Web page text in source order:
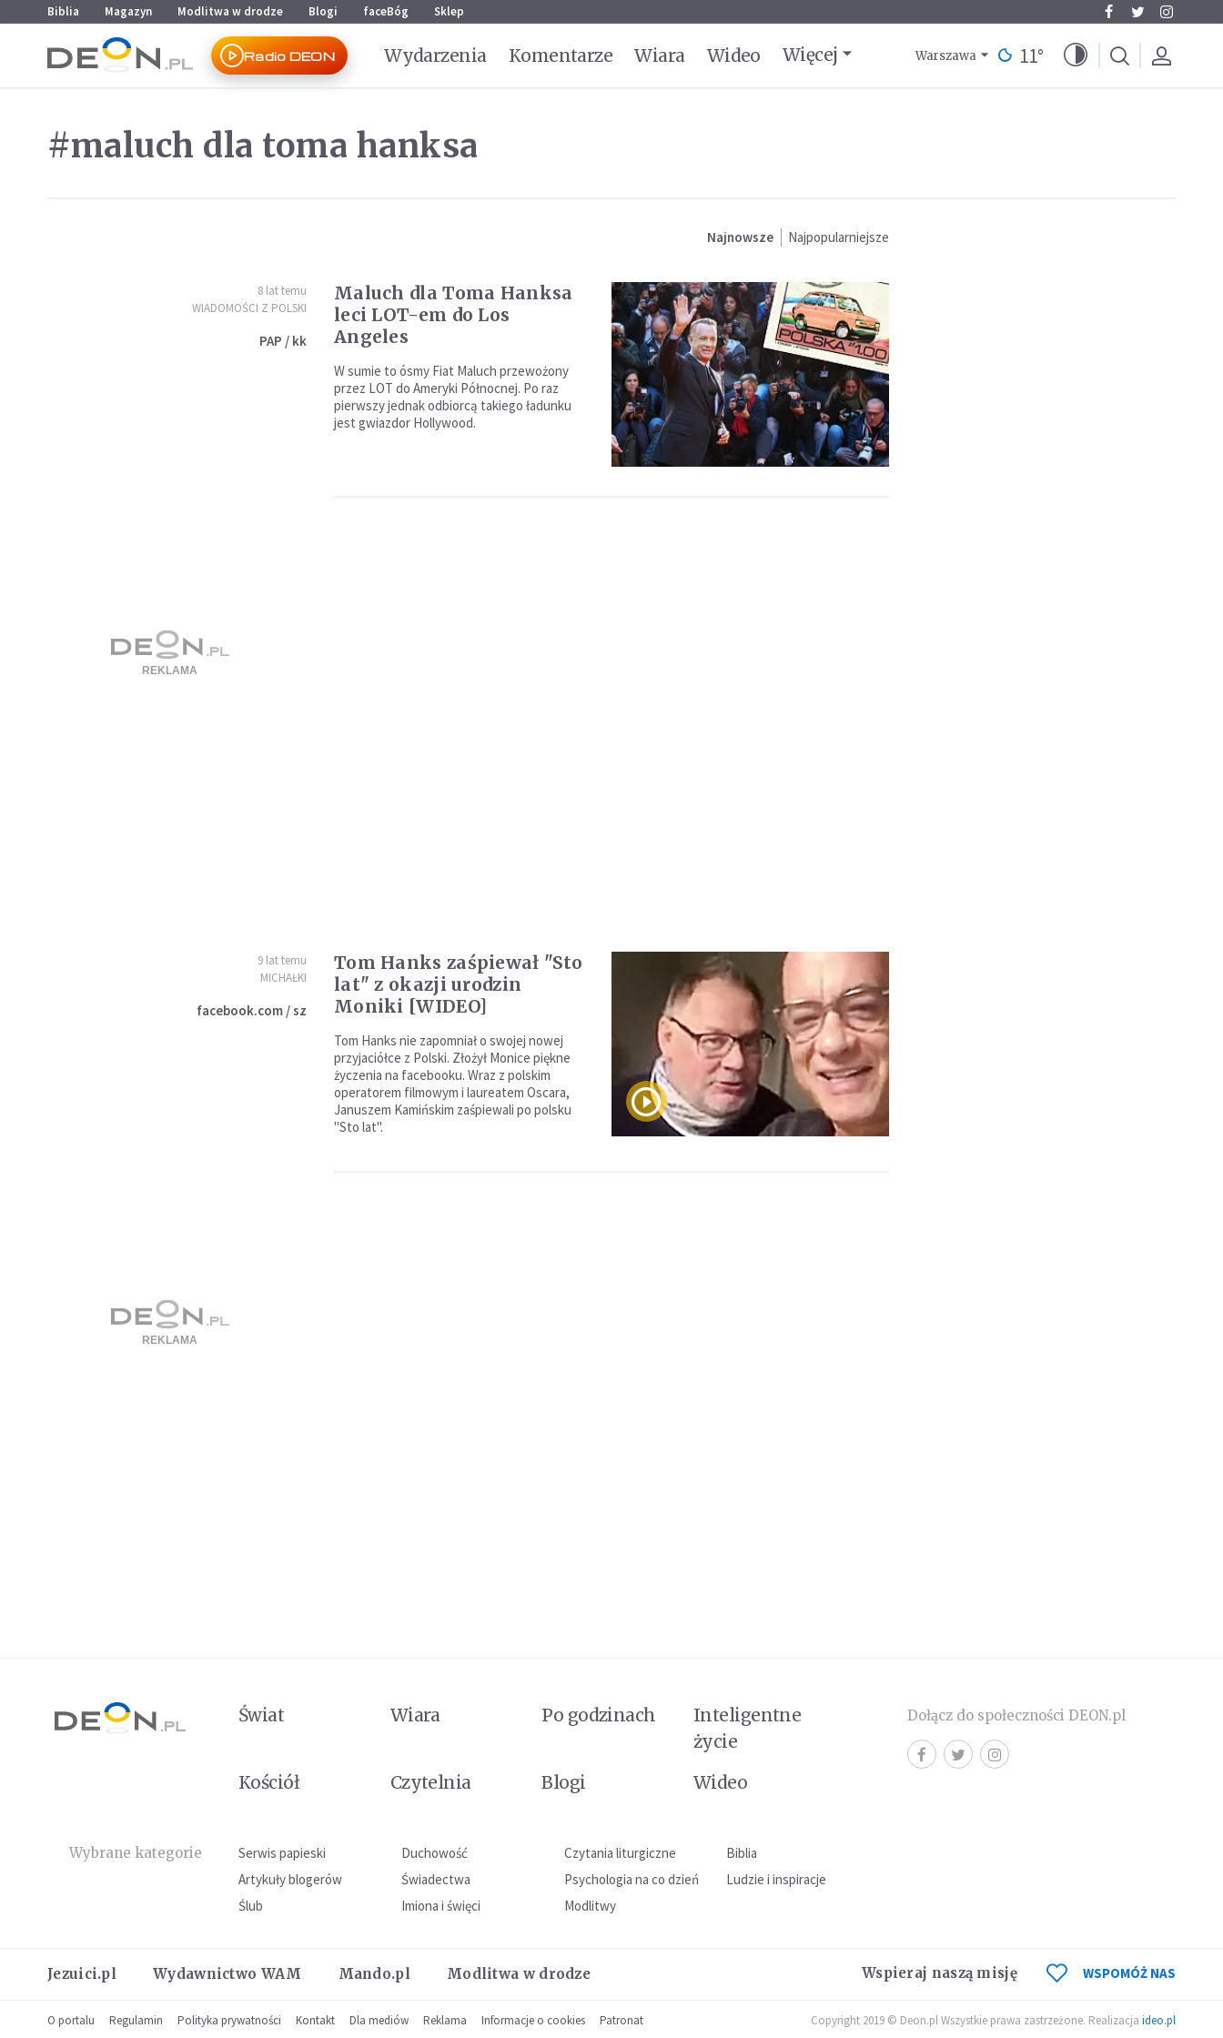
Przejdź do menu głównego
Przejdź do treści
Biblia Magazyn Modlitwa w drodze Blogi faceBóg Sklep
Radio DEON Wydarzenia Komentarze Wiara Wideo Więcej Warszawa 11°
#maluch dla toma hanksa
Najnowsze Najpopularniejsze
8 lat temu
WIADOMOŚCI Z POLSKI
PAP / kk
Maluch dla Toma Hanksa
leci LOT-em do Los
Angeles
W sumie to ósmy Fiat Maluch przewożony
przez LOT do Ameryki Północnej. Po raz
pierwszy jednak odbiorcą takiego ładunku
jest gwiazdor Hollywood.
9 lat temu
MICHAŁKI
facebook.com / sz
Tom Hanks zaśpiewał "Sto
lat" z okazji urodzin
Moniki [WIDEO]
Tom Hanks nie zapomniał o swojej nowej
przyjaciółce z Polski. Złożył Monice piękne
życzenia na facebooku. Wraz z polskim
operatorem filmowym i laureatem Oscara,
Januszem Kamińskim zaśpiewali po polsku
"Sto lat".
Świat Wiara Po godzinach
Inteligentne
życie
Kościół
Czytelnia Blogi Wideo
Wybrane kategorie Serwis papieski Duchowość Czytania liturgiczne
Biblia
Artykuły blogerów
Świadectwa Psychologia na co dzień
Ludzie i inspiracje
Ślub
Imiona i święci Modlitwy
Dołącz do społeczności DEON.pl
Jezuici.pl Wydawnictwo WAM Mando.pl Modlitwa w drodze Wspieraj naszą misję WSPOMÓŻ NAS
O portalu Regulamin Polityka prywatności Kontakt Dla mediów Reklama Informacje o cookies Patronat Copyright 2019 © Deon.pl Wszystkie prawa zastrzeżone. Realizacja ideo.pl